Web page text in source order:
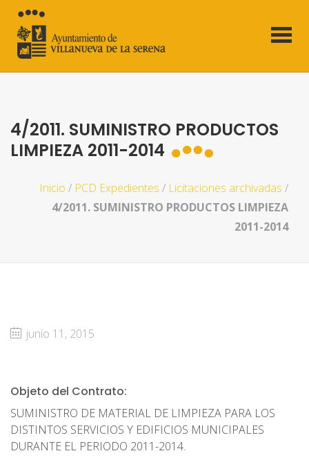
4/2011. SUMINISTRO PRODUCTOS
LIMPIEZA 2011-2014
Inicio / PCD Expedientes / Licitaciones archivadas /
4/2011. SUMINISTRO PRODUCTOS LIMPIEZA
2011-2014
junio 11, 2015
Objeto del Contrato:
SUMINISTRO DE MATERIAL DE LIMPIEZA PARA LOS
DISTINTOS SERVICIOS Y EDIFICIOS MUNICIPALES
DURANTE EL PERIODO 2011-2014.